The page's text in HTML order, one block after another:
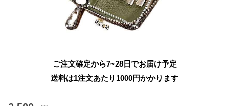
ご注文確定から7~28日でお届け予定
送料は1注文あたり 1000円かかります